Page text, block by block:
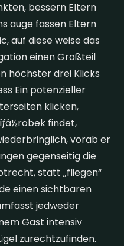
bessern Eltern
auge fassen Eltern
auf diese weise das
einen Großteil
höchster drei Klicks
Ein potenzieller
klicken,
findet,
vorab er
gegenseitig die
statt „fliegen“
einen sichtbaren
jedweder
Gast intensiv
zurechtzufinden.